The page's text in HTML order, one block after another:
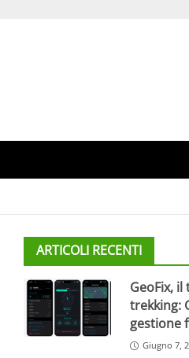
ARTICOLI RECENTI
GeoFix,
trekking:
gestione
Giugno 7,